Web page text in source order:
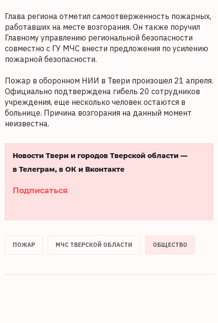
Глава региона отметил самоотверженность пожарных,
работавших на месте возгорания. Он также поручил
Главному управлению региональной безопасности
совместно с ГУ МЧС внести предложения по усилению
пожарной безопасности.
Пожар в оборонном НИИ в Твери произошел 21 апреля.
Официально подтверждена гибель 20 сотрудников
учреждения, еще несколько человек остаются в
больнице. Причина возгорания на данный момент
неизвестна.
Новости Твери и городов Тверской области —
в Телеграм, в ОК и Вконтакте
Подписаться
ПОЖАР МЧС ТВЕРСКОЙ ОБЛАСТИ ОБЩЕСТВО